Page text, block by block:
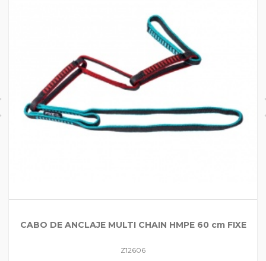
CABO DE ANCLAJE MULTI CHAIN HMPE 60 cm FIXE
Z12606